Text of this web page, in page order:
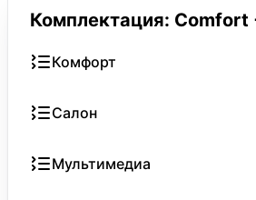
Комплектация: Comfort
Комфорт
Салон
Мультимедиа